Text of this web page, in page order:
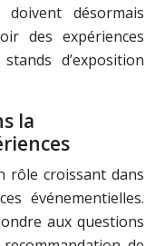
doivent désormais
des expériences
d’exposition
la
rôle croissant dans
événementielles.
aux questions